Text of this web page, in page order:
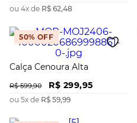
ou 4x de R$ 62,48
50% OFF
Calça Cenoura Alta
R$ 599,90 R$ 299,95
ou 5x de R$ 59,99